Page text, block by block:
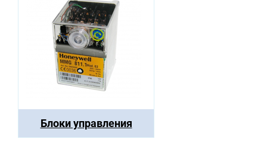
Блоки управления